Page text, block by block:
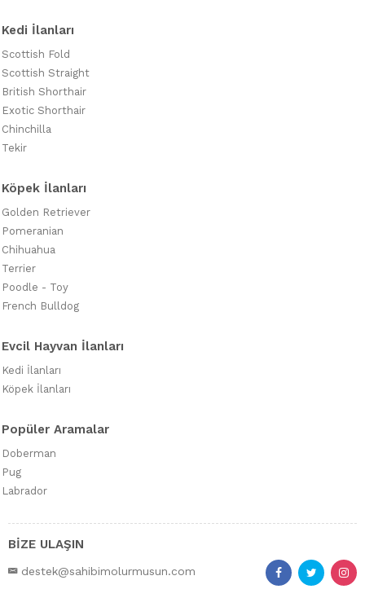
Kedi İlanları
Scottish Fold
Scottish Straight
British Shorthair
Exotic Shorthair
Chinchilla
Tekir
Köpek İlanları
Golden Retriever
Pomeranian
Chihuahua
Terrier
Poodle - Toy
French Bulldog
Evcil Hayvan İlanları
Kedi İlanları
Köpek İlanları
Popüler Aramalar
Doberman
Pug
Labrador
BİZE ULAŞIN
destek@sahibimolurmusun.com